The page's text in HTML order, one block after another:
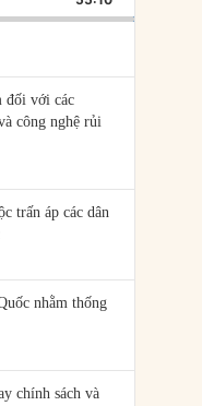
đối với các
công nghệ rủi
trấn áp các dân
nhằm thống
chính sách và